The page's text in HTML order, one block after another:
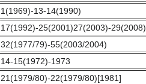
1(1969)-13-14(1990)
17(1992)-25(2001)27(2003)-29(2008)
32(1977/79)-55(2003/2004)
14-15(1972)-1973
21(1979/80)-22(1979/80)[1981]